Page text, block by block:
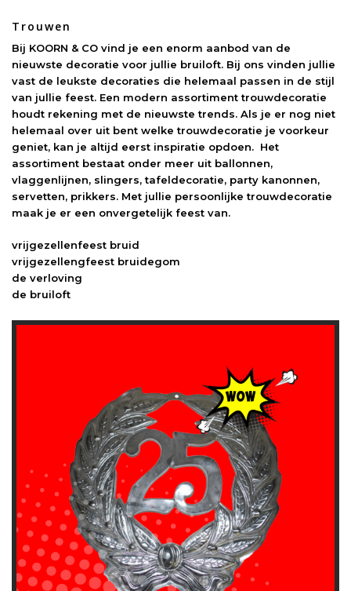
Trouwen
Bij KOORN & CO vind je een enorm aanbod van de
nieuwste decoratie voor jullie bruiloft. Bij ons vinden jullie
vast de leukste decoraties die helemaal passen in de stijl
van jullie feest. Een modern assortiment trouwdecoratie
houdt rekening met de nieuwste trends. Als je er nog niet
helemaal over uit bent welke trouwdecoratie je voorkeur
geniet, kan je altijd eerst inspiratie opdoen. Het
assortiment bestaat onder meer uit ballonnen,
vlaggenlijnen, slingers, tafeldecoratie, party kanonnen,
servetten, prikkers. Met jullie persoonlijke trouwdecoratie
maak je er een onvergetelijk feest van.
vrijgezellenfeest bruid
vrijgezellengfeest bruidegom
de verloving
de bruiloft